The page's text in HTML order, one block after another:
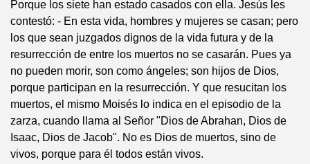
Porque los siete han estado casados con ella. Jesús les
contestó: - En esta vida, hombres y mujeres se casan; pero
los que sean juzgados dignos de la vida futura y de la
resurrección de entre los muertos no se casarán. Pues ya
no pueden morir, son como ángeles; son hijos de Dios,
porque participan en la resurrección. Y que resucitan los
muertos, el mismo Moisés lo indica en el episodio de la
zarza, cuando llama al Señor "Dios de Abrahan, Dios de
Isaac, Dios de Jacob". No es Dios de muertos, sino de
vivos, porque para él todos están vivos.